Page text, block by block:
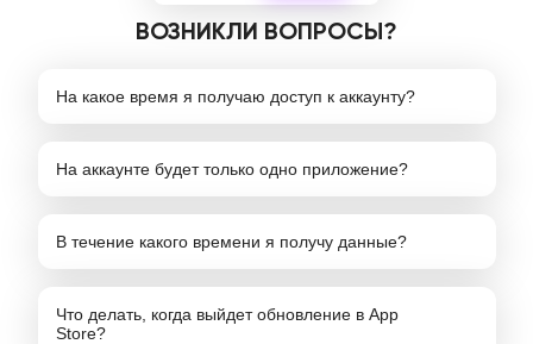
ВОЗНИКЛИ ВОПРОСЫ?
На какое время я получаю доступ к аккаунту?
На аккаунте будет только одно приложение?
В течение какого времени я получу данные?
Что делать, когда выйдет обновление в App
Store?